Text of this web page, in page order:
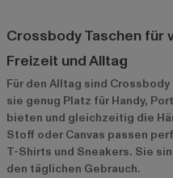
Crossbody Taschen für
Freizeit und Alltag
Für den Alltag sind
sie genug Platz für Handy,
bieten und gleichzeitig die
Stoff oder Canvas passen
T-Shirts und Sneakers. Sie
den täglichen Gebrauch.